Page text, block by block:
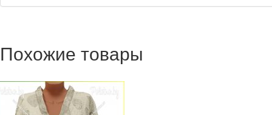
Похожие товары